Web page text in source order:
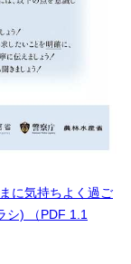
に気持ちよく過ご
シ) （PDF 1.1